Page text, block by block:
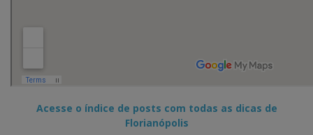
Acesse o índice de posts com todas as dicas de
Florianópolis